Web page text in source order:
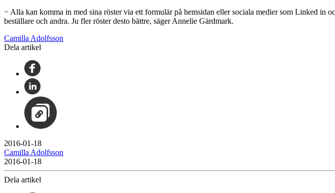
− Alla kan komma in med sina röster via ett formulär på hemsidan eller sociala medier som Linked in
beställare och andra. Ju fler röster desto bättre, säger Annelie Gärdmark.
Camilla Adolfsson
Dela artikel
2016-01-18
Camilla Adolfsson
2016-01-18
Dela artikel